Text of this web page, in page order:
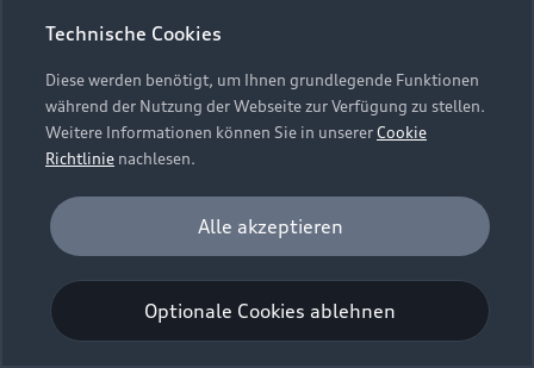
Bordbuch & Bedienungsanleitungen
Verträge kündigen
Vertrag widerrufen
Datenschutz
Audi erleben
Newsletter
Datenschutzinformation
Cookie-Richtlinie
Barrierefreiheit
Digital Services Act
EU Data Act
Embleme am Fahrzeug bei allen Abbildungen auf dieser
Webseite kann abweichen.
Technische Cookies
Diese werden benötigt, um Ihnen grundlegende Funktionen
während der Nutzung der Webseite zur Verfügung zu stellen.
Weitere Informationen können Sie in unsererCookie
Richtlinie nachlesen.
Analyse und Statistik
Performance Cookies sammeln Informationen
darüber, wie unsere Webseite genutzt wird (z. B.
Anzahl der Besuche, Verweildauer). Diese Cookies
werden zur Optimierung der Webseite verwendet.
Optionale Cookies ablehnen
Alle akzeptieren